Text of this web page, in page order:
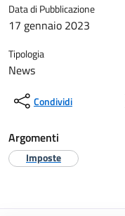
Data di Pubblicazione
17 gennaio 2023
Tipologia
News
Condividi
Argomenti
Imposte